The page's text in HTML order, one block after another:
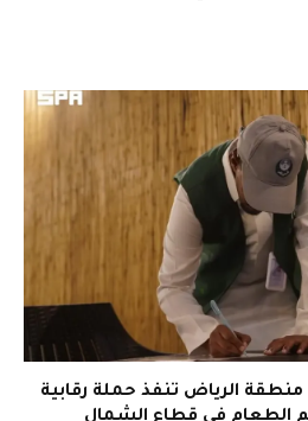
الرياض تنفذ حملة رقابية